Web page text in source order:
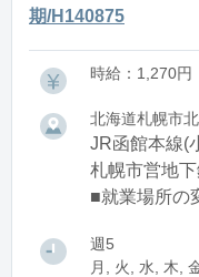
期/H140875
時給：1,270円
北海道札幌市
JR函館本線(
札幌市営地
■就業場所の
週5
月, 火, 水, 木,